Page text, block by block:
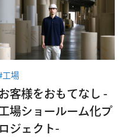
工場
客様をおもてなし -
工場ショールーム化プ
ロジェクト-